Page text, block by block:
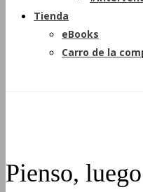
Tienda
eBooks
Carro de la
Pienso,